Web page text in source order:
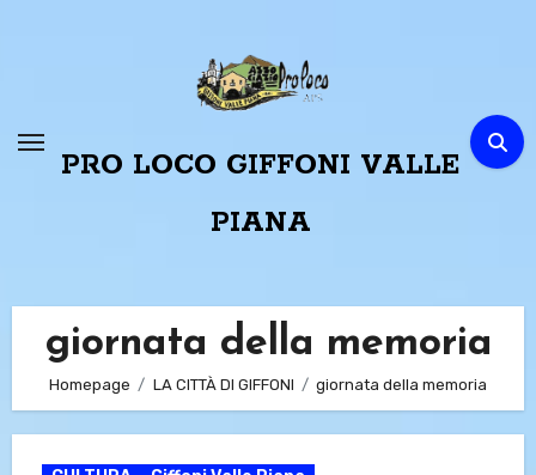
PRO LOCO GIFFONI VALLE
PIANA
giornata della memoria
Homepage LA CITTÀ DI GIFFONI giornata della memoria